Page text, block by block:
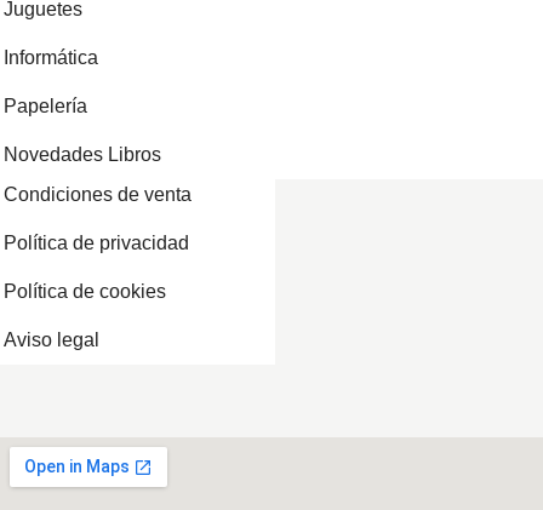
Juguetes
Informática
Papelería
Novedades Libros
Condiciones de venta
Política de privacidad
Política de cookies
Aviso legal